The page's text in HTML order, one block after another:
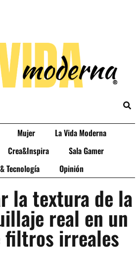
Mujer
La Vida Moderna
Crea&Inspira
Sala Gamer
Tecnología
Opinión
la textura de la
real en un
filtros irreales